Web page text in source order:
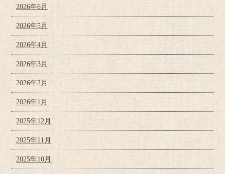
2026年6月
2026年5月
2026年4月
2026年3月
2026年2月
2026年1月
2025年12月
2025年11月
2025年10月